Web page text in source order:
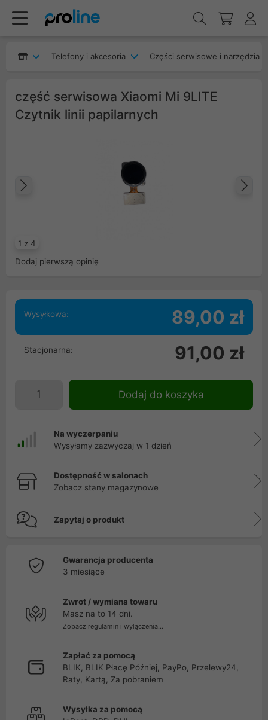
Telefony i akcesoria Części serwisowe i narzędzia
część serwisowa Xiaomi Mi 9LITE
Czytnik linii papilarnych
1 z 4
Dodaj pierwszą opinię
Wysyłkowa: 89,00 zł
Stacjonarna: 91,00 zł
Dodaj do koszyka
Na wyczerpaniu
Wysyłamy zazwyczaj w 1 dzień
Dostępność w salonach
Zobacz stany magazynowe
Zapytaj o produkt
Gwarancja producenta
3 miesiące
Zwrot / wymiana towaru
Masz na to 14 dni.
Zobacz regulamin i wyłączenia...
Zapłać za pomocą
BLIK, BLIK Płacę Później, PayPo, Przelewy24,
Raty, Kartą, Za pobraniem
Wysyłka za pomocą